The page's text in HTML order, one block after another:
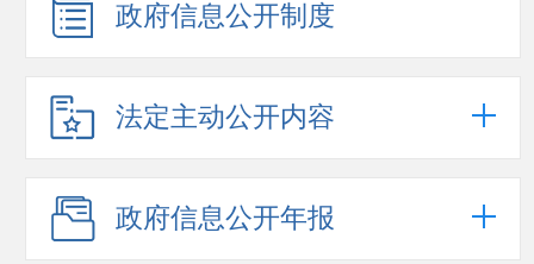
政府信息公开制度
法定主动公开内容
政府信息公开年报